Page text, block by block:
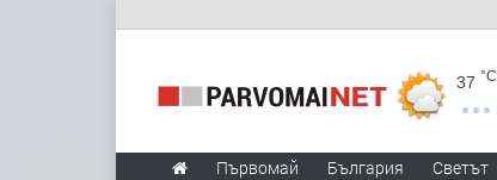
37 °C
Първомай България Светът